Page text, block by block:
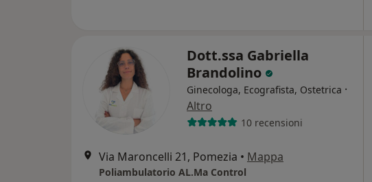
Dott.ssa Gabriella
Brandolino
Ginecologa, Ecografista, Ostetrica ·
Altro
10 recensioni
Via Maroncelli 21, Pomezia • Mappa
Poliambulatorio AL.Ma Control